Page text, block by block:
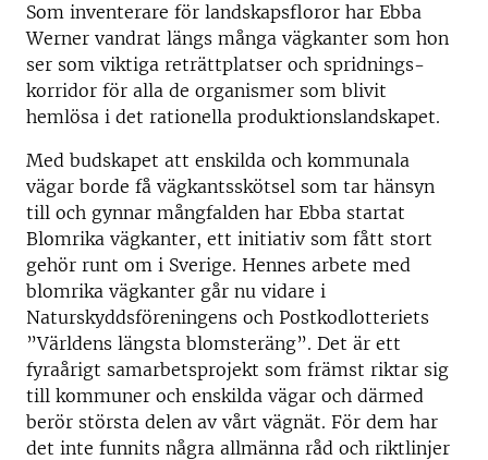
Som inventerare för landskapsfloror har Ebba
Werner vandrat längs många vägkanter som hon
ser som viktiga reträttplatser och spridnings­
korridor för alla de organismer som blivit
hemlösa i det rationella produktionslandskapet.
Med budskapet att enskilda och kommunala
vägar borde få vägkantsskötsel som tar hänsyn
till och gynnar mångfalden har Ebba startat
Blomrika vägkanter, ett initiativ som fått stort
gehör runt om i Sverige. Hennes arbete med
blomrika vägkanter går nu vidare i
Naturskyddsföreningens och Postkodlotteriets
”Världens längsta blomsteräng”. Det är ett
fyraårigt samarbetsprojekt som främst riktar sig
till kommuner och enskilda vägar och därmed
berör största delen av vårt vägnät. För dem har
det inte funnits några allmänna råd och riktlinjer